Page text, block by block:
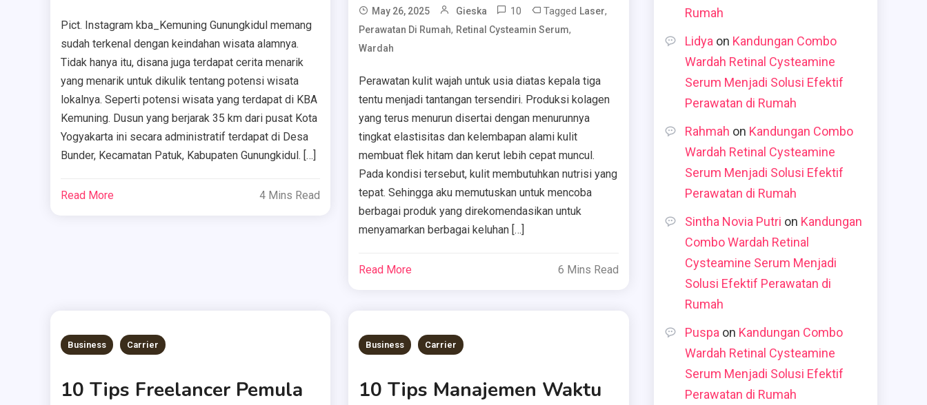
Pict. Instagram kba_Kemuning Gunungkidul memang
sudah terkenal dengan keindahan wisata alamnya.
Tidak hanya itu, disana juga terdapat cerita menarik
yang menarik untuk dikulik tentang potensi wisata
lokalnya. Seperti potensi wisata yang terdapat di KBA
Kemuning. Dusun yang berjarak 35 km dari pusat Kota
Yogyakarta ini secara administratif terdapat di Desa
Bunder, Kecamatan Patuk, Kabupaten Gunungkidul. […]
Read More 4 Mins Read
May 26, 2025 Gieska 10 Tagged Laser,
Perawatan Di Rumah, Retinal Cysteamin Serum,
Wardah
Perawatan kulit wajah untuk usia diatas kepala tiga
tentu menjadi tantangan tersendiri. Produksi kolagen
yang terus menurun disertai dengan menurunnya
tingkat elastisitas dan kelembapan alami kulit
membuat flek hitam dan kerut lebih cepat muncul.
Pada kondisi tersebut, kulit membutuhkan nutrisi yang
tepat. Sehingga aku memutuskan untuk mencoba
berbagai produk yang direkomendasikan untuk
menyamarkan berbagai keluhan […]
Read More 6 Mins Read
Business Carrier
10 Tips Freelancer Pemula
Business Carrier
10 Tips Manajemen Waktu
Rumah
Lidya on Kandungan Combo
Wardah Retinal Cysteamine
Serum Menjadi Solusi Efektif
Perawatan di Rumah
Rahmah on Kandungan Combo
Wardah Retinal Cysteamine
Serum Menjadi Solusi Efektif
Perawatan di Rumah
Sintha Novia Putri on Kandungan
Combo Wardah Retinal
Cysteamine Serum Menjadi
Solusi Efektif Perawatan di
Rumah
Puspa on Kandungan Combo
Wardah Retinal Cysteamine
Serum Menjadi Solusi Efektif
Perawatan di Rumah